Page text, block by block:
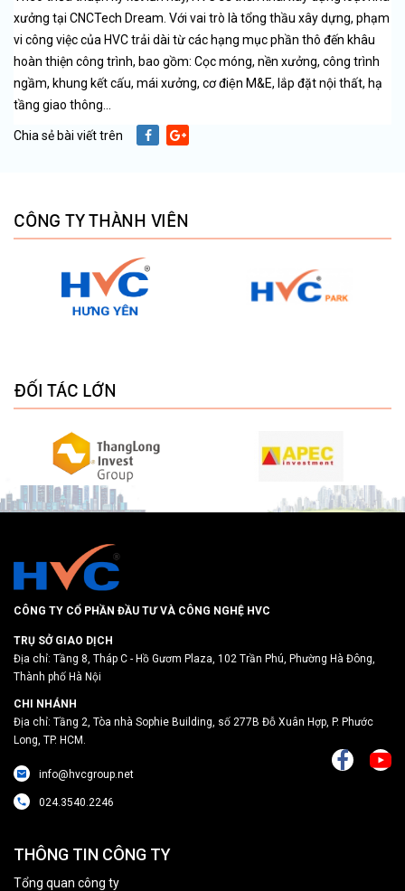
xưởng tại CNCTech Dream. Với vai trò là tổng thầu xây dựng, phạm
vi công việc của HVC trải dài từ các hạng mục phần thô đến khâu
hoàn thiện công trình, bao gồm: Cọc móng, nền xưởng, công trình
ngầm, khung kết cấu, mái xưởng, cơ điện M&E, lắp đặt nội thất, hạ
tầng giao thông...
Chia sẻ bài viết trên
CÔNG TY THÀNH VIÊN
ĐỐI TÁC LỚN
CÔNG TY CỔ PHẦN ĐẦU TƯ VÀ CÔNG NGHỆ HVC
TRỤ SỞ GIAO DỊCH
Địa chỉ: Tầng 8, Tháp C - Hồ Gươm Plaza, 102 Trần Phú, Phường Hà Đông,
Thành phố Hà Nội
CHI NHÁNH
Địa chỉ: Tầng 2, Tòa nhà Sophie Building, số 277B Đỗ Xuân Hợp, P. Phước
Long, TP. HCM.
info@hvcgroup.net
024.3540.2246
THÔNG TIN CÔNG TY
Tổng quan công ty